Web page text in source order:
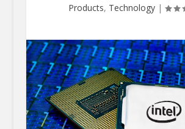
Products, Technology|